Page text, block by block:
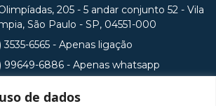
de dados
205 - 5 andar conjunto 52 - Vila
São Paulo - SP, 04551-000
3535-6565 - Apenas ligação
99649-6886 - Apenas whatsapp